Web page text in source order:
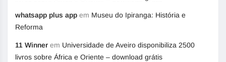
whatsapp plus app em Museu do Ipiranga: História e
Reforma
11 Winner em Universidade de Aveiro disponibiliza 2500
livros sobre África e Oriente – download grátis